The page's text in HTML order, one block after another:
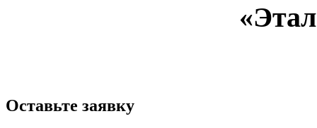
­Оставьте заявку